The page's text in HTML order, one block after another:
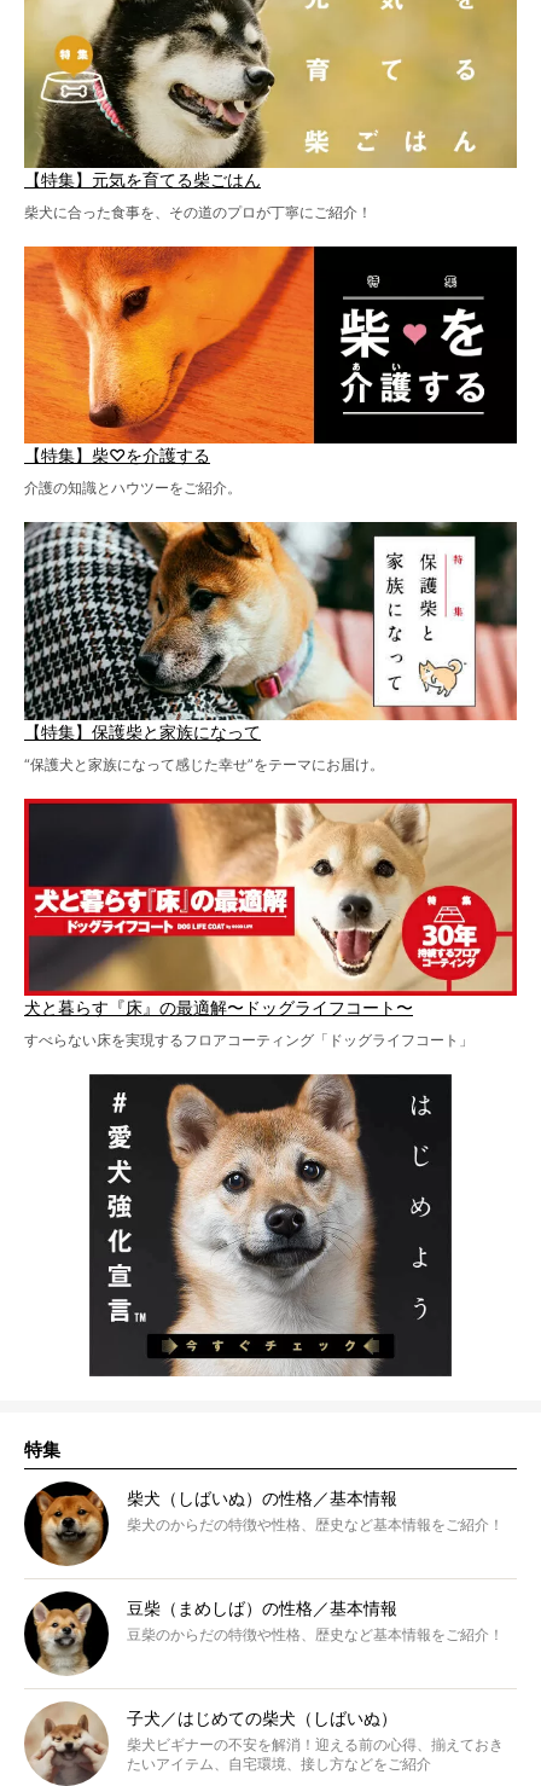
【特集】元気を育てる柴ごはん
柴犬に合った食事を、その道のプロが丁寧にご紹介！
【特集】柴♡を介護する
介護の知識とハウツーをご紹介。
【特集】保護柴と家族になって
“保護犬と家族になって感じた幸せ”をテーマにお届け。
犬と暮らす『床』の最適解〜ドッグライフコート〜
すべらない床を実現するフロアコーティング「ドッグライフコート」
特集
柴犬（しばいぬ）の性格／基本情報
柴犬のからだの特徴や性格、歴史など基本情報をご紹介！
豆柴（まめしば）の性格／基本情報
豆柴のからだの特徴や性格、歴史など基本情報をご紹介！
子犬／はじめての柴犬（しばいぬ）
柴犬ビギナーの不安を解消！迎える前の心得、揃えておき
たいアイテム、自宅環境、接し方などをご紹介